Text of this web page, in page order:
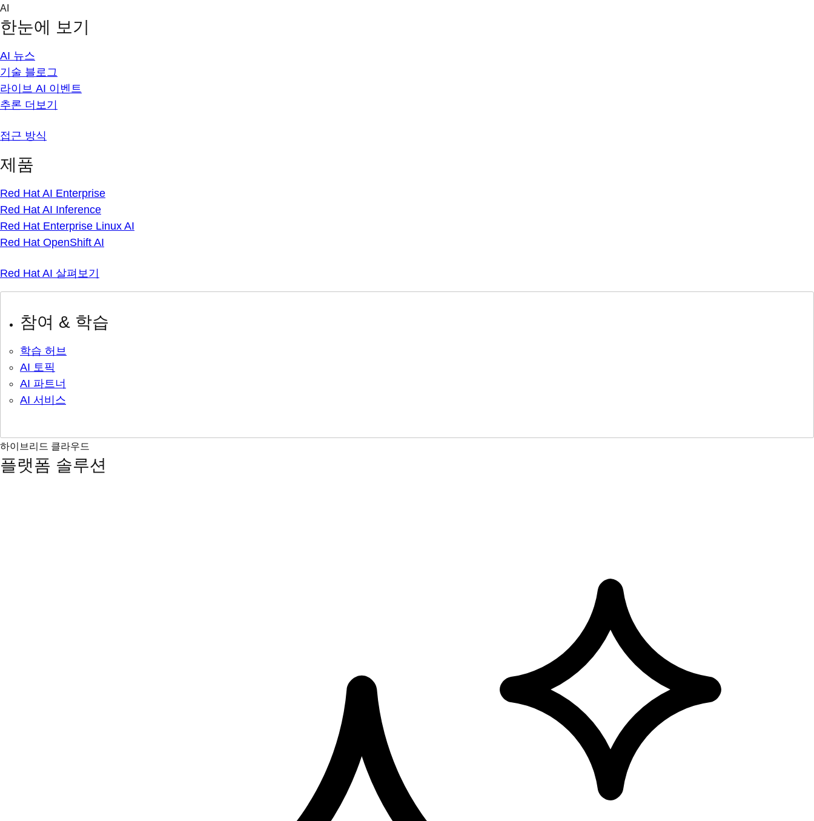
Skip
content
AI
한눈에 보기
AI 뉴스
기술 블로그
라이브 AI 이벤트
추론 더보기
접근 방식
제품
Red Hat AI Enterprise
Red Hat AI Inference
Red Hat Enterprise Linux AI
Red Hat OpenShift AI
Red Hat AI 살펴보기
참여 & 학습
학습 허브
AI 토픽
AI 파트너
AI 서비스
하이브리드 클라우드
플랫폼 솔루션